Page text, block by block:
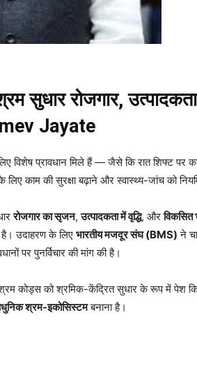
सुधार रोजगार,
Jayate
विशेष प्रावधान मिले हैं — जैसे कि रात शिफ्ट पर
काम की सुरक्षा बढ़ाने और स्वास्थ्य-जांच को
रोजगार का सृजन,उत्पादकता में वृद्धि, औरविकसित
है। उदाहरण के लिए भारतीय मजदूर संघ (BMS) ने
पर पुनर्विचार की मांग की है।
कोड्स को श्रमिक-केंद्रित सुधार के रूप में पेश
श्रम-इकोसिस्टमबनाना है।